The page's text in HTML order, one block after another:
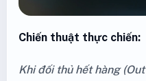
Chiến thuật thực chiến:
Khi đối thủ hết hàng